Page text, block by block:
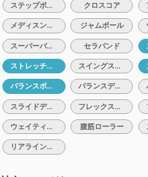
ステップボード クロスコア
メディスンボール1〜5kg ジャムボール
スーパーバンド セラバンド
ストレッチポールハーフ スイングストレッチ
バランスボール バランスディスク
スライドディスク（バルスライド） フレックスクッション
ウェイティングベルト 腹筋ローラー
リアラインコア